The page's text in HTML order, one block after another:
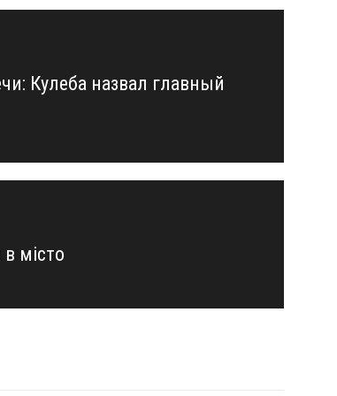
Кулеба назвал главный
місто